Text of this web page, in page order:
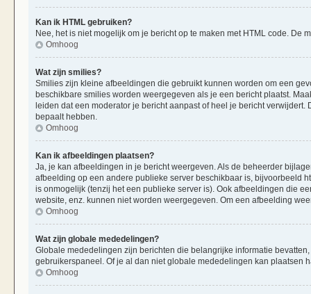
Kan ik HTML gebruiken?
Nee, het is niet mogelijk om je bericht op te maken met HTML code.
Omhoog
Wat zijn smilies?
Smilies zijn kleine afbeeldingen die gebruikt kunnen worden om een
beschikbare smilies worden weergegeven als je een bericht plaatst.
leiden dat een moderator je bericht aanpast of heel je bericht
bepaalt hebben.
Omhoog
Kan ik afbeeldingen plaatsen?
Ja, je kan afbeeldingen in je bericht weergeven. Als de beheerder
afbeelding op een andere publieke server beschikbaar is, bijvoorbeeld
is onmogelijk (tenzij het een publieke server is). Ook afbeeldingen die
website, enz. kunnen niet worden weergegeven. Om een afbeelding
Omhoog
Wat zijn globale mededelingen?
Globale mededelingen zijn berichten die belangrijke informatie
gebruikerspaneel. Of je al dan niet globale mededelingen kan plaatsen
Omhoog